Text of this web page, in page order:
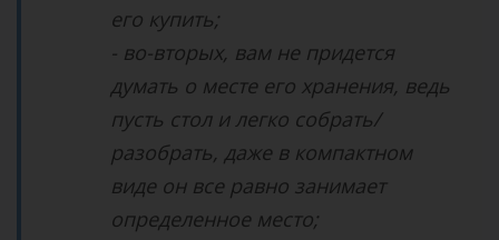
его купить;
- во-вторых, вам не придется
думать о месте его хранения, ведь
пусть стол и легко собрать/
разобрать, даже в компактном
виде он все равно занимает
определенное место;